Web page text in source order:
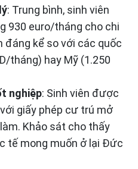
: Trung bình, sinh viên
930 euro/tháng cho chi
đáng kể so với các quốc
tháng) hay Mỹ (1.250
nghiệp: Sinh viên được
giấy phép cư trú mở
Khảo sát cho thấy
tế mong muốn ở lại Đức